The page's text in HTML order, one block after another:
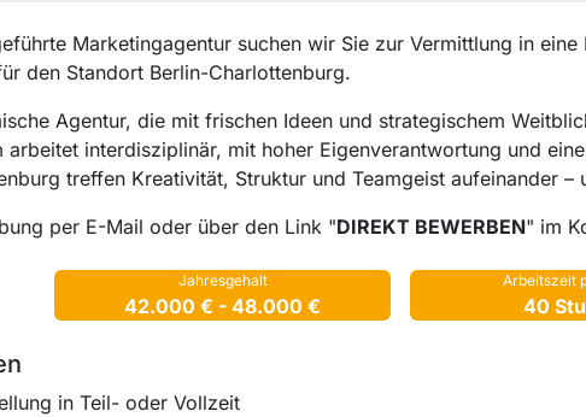
Marketingagentur suchen wir Sie zur Vermittlung in eine
den Standort Berlin-Charlottenburg.
Agentur, die mit frischen Ideen und strategischem
interdisziplinär, mit hoher Eigenverantwortung und
treffen Kreativität, Struktur und Teamgeist aufeinander –
per E-Mail oder über den Link "DIREKT BEWERBEN" im
Jahresgehalt
42.000 € - 48.000 €
Arbeitszeit
40
in Teil- oder Vollzeit